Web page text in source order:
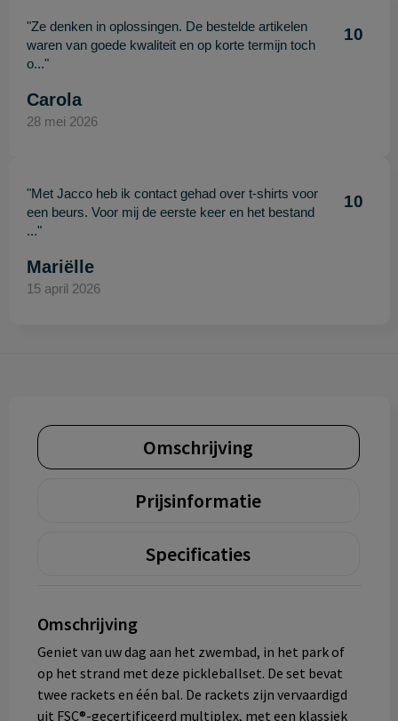
"Ze denken in oplossingen. De bestelde artikelen
waren van goede kwaliteit en op korte termijn toch
o..."
10
Carola
28 mei 2026
"Met Jacco heb ik contact gehad over t-shirts voor
een beurs. Voor mij de eerste keer en het bestand
..."
10
Mariëlle
15 april 2026
Omschrijving
Prijsinformatie
Specificaties
Omschrijving
Geniet van uw dag aan het zwembad, in het park of
op het strand met deze pickleballset. De set bevat
twee rackets en één bal. De rackets zijn vervaardigd
uit FSC®-gecertificeerd multiplex, met een klassiek